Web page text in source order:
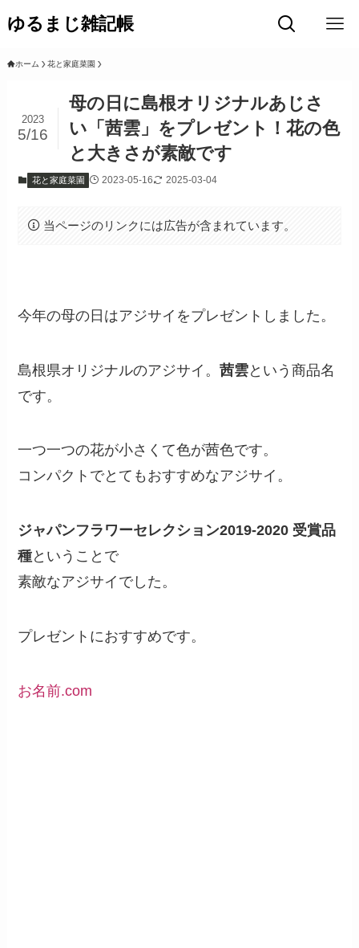
ゆるまじ雑記帳
ホーム 花と家庭菜園
母の日に島根オリジナルあじさ
い「茜雲」をプレゼント！花の色
と大きさが素敵です
2023
5/16
花と家庭菜園 2023-05-16 2025-03-04
当ページのリンクには広告が含まれています。
今年の母の日はアジサイをプレゼントしました。
島根県オリジナルのアジサイ。茜雲という商品名
です。
一つ一つの花が小さくて色が茜色です。
コンパクトでとてもおすすめなアジサイ。
ジャパンフラワーセレクション2019-2020 受賞品
種ということで
素敵なアジサイでした。
プレゼントにおすすめです。
お名前.com